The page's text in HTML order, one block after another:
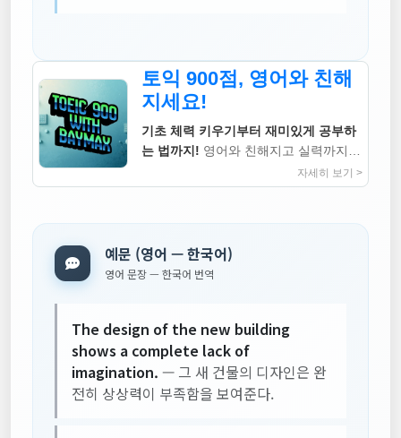
토익 900점, 영어와 친해
지세요!
기초 체력 키우기부터 재미있게 공부하
는 법까지! 영어와 친해지고 실력까지
자세히 보기 >
예문 (영어 — 한국어)
영어 문장 — 한국어 번역
The design of the new building
shows a complete lack of
imagination. — 그 새 건물의 디자인은 완
전히 상상력이 부족함을 보여준다.